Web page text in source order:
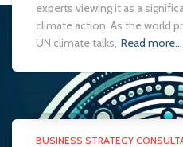
experts viewing it as a
climate action. As the world
UN climate talks, Read more…
BUSINESS STRATEGY